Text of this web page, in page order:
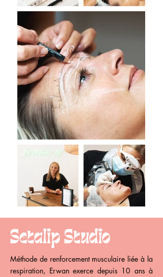
Setalip Studio
Méthode de renforcement musculaire liée à la
respiration, Erwan exerce depuis 10 ans à